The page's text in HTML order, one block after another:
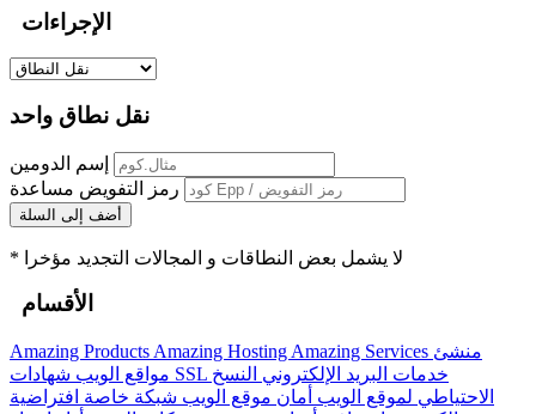
الإجراءات
نقل نطاق واحد
إسم الدومين
رمز التفويض مساعدة
أضف إلى السلة
* لا يشمل بعض النطاقات و المجالات التجديد مؤخرا
الأقسام
Amazing Products Amazing Hosting Amazing Services منشئ
مواقع الويب شهادات SSL خدمات البريد الإلكتروني النسخ
الاحتياطي لموقع الويب أمان موقع الويب شبكة خاصة افتراضية